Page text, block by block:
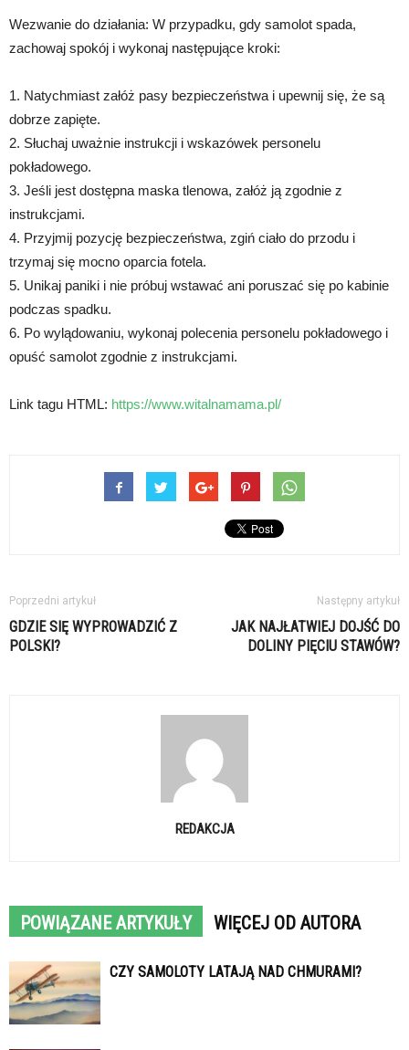
Wezwanie do działania: W przypadku, gdy samolot spada,
zachowaj spokój i wykonaj następujące kroki:
1. Natychmiast załóż pasy bezpieczeństwa i upewnij się, że są
dobrze zapięte.
2. Słuchaj uważnie instrukcji i wskazówek personelu
pokładowego.
3. Jeśli jest dostępna maska tlenowa, załóż ją zgodnie z
instrukcjami.
4. Przyjmij pozycję bezpieczeństwa, zgiń ciało do przodu i
trzymaj się mocno oparcia fotela.
5. Unikaj paniki i nie próbuj wstawać ani poruszać się po kabinie
podczas spadku.
6. Po wylądowaniu, wykonaj polecenia personelu pokładowego i
opuść samolot zgodnie z instrukcjami.
Link tagu HTML: https://www.witalnamama.pl/
Poprzedni artykuł
GDZIE SIĘ WYPROWADZIĆ Z
POLSKI?
Następny artykuł
JAK NAJŁATWIEJ DOJŚĆ DO
DOLINY PIĘCIU STAWÓW?
REDAKCJA
POWIĄZANE ARTYKUŁY WIĘCEJ OD AUTORA
CZY SAMOLOTY LATAJĄ NAD CHMURAMI?